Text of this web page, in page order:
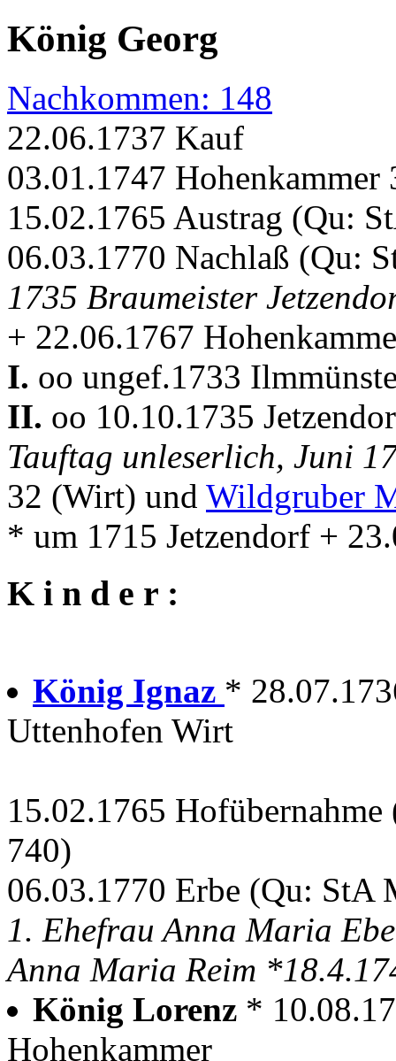
König Georg
Nachkommen: 148
22.06.1737 Kauf
03.01.1747
15.02.1765 Austrag (Qu:
06.03.1770 Nachlaß (Qu:
1735 Braumeister
+ 22.06.1767
I. oo ungef.1733
II. oo 10.10.1735
Tauftag unleserlich, Juni
32 (Wirt) und Wildgruber
* um 1715 Jetzendorf +
K i n d e r :
König Ignaz *
Uttenhofen Wirt
15.02.1765
740)
06.03.1770 Erbe (Qu: StA
1. Ehefrau Anna Maria
Anna Maria Reim
König Lorenz *
Hohenkammer